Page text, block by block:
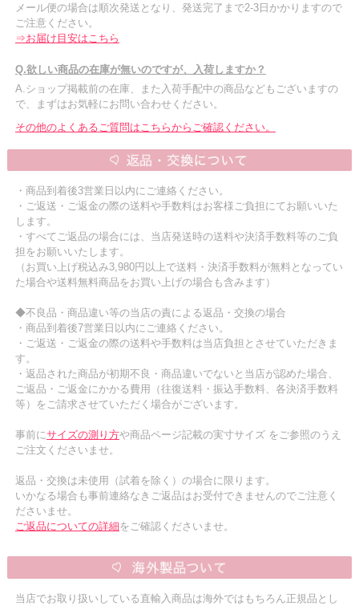
メール便の場合は順次発送となり、発送完了まで2-3日かかりますので
ご注意ください。
⇒お届け目安はこちら
Q.欲しい商品の在庫が無いのですが、入荷しますか？
A.ショップ掲載前の在庫、また入荷手配中の商品などもございますの
で、まずはお気軽にお問い合わせください。
その他のよくあるご質問はこちらからご確認ください。
・商品到着後3営業日以内にご連絡ください。
・ご返送・ご返金の際の送料や手数料はお客様ご負担にてお願いいた
します。
・すべてご返品の場合には、当店発送時の送料や決済手数料等のご負
担をお願いいたします。
（お買い上げ税込み3,980円以上で送料・決済手数料が無料となってい
た場合や送料無料商品をお買い上げの場合も含みます）
◆不良品・商品違い等の当店の責による返品・交換の場合
・商品到着後7営業日以内にご連絡ください。
・ご返送・ご返金の際の送料や手数料は当店負担とさせていただきま
す。
・返品された商品が初期不良・商品違いでないと当店が認めた場合、
ご返品・ご返金にかかる費用（往復送料・振込手数料、各決済手数料
等）をご請求させていただく場合がございます。
事前にサイズの測り方や商品ページ記載の実寸サイズ をご参照のうえ
ご注文くださいませ。
返品・交換は未使用（試着を除く）の場合に限ります。
いかなる場合も事前連絡なきご返品はお受付できませんのでご注意く
ださいませ。
ご返品についての詳細をご確認くださいませ。
当店でお取り扱いしている直輸入商品は海外ではもちろん正規品とし